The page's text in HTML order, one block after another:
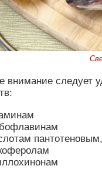
внимание следует